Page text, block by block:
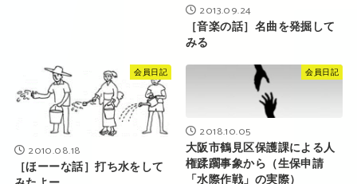
2013.09.24
［音楽の話］名曲を発掘して
みる
会員日記
2010.08.18
［ほーーな話］打ち水をして
会員日記
2018.10.05
大阪市鶴見区保護課による人
権蹂躙事象から（生保申請
「水際作戦」の実際）